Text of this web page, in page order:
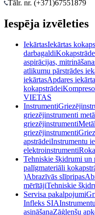
Tālr. nr. (+371)67551879
Iespēja izvēleties
IekārtasIekārtas
darbagaldi
aspirācijas,
atlikumu pārstrādes
iekārtasApdares
kokapstrādei
VIETAS
Instrumenti
griezējinstrumenti
griezējinstrumenti
griezējinstrumenti
apstrādeiInstrumentu
elektroinstrumenti
Tehniskie šķidrumi un
palīgmateriāli
)Abrazīvās slīpripas
mērītājiTehniskie
Servisa pakalpojumi
Infleks SIA
asināšanaZāģlenšu